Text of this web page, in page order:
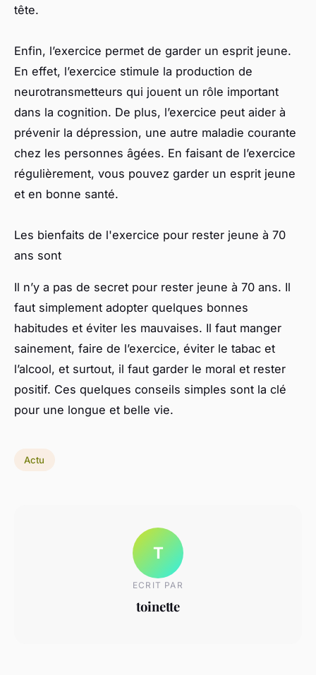
tête.
Enfin, l’exercice permet de garder un esprit jeune.
En effet, l’exercice stimule la production de
neurotransmetteurs qui jouent un rôle important
dans la cognition. De plus, l’exercice peut aider à
prévenir la dépression, une autre maladie courante
chez les personnes âgées. En faisant de l’exercice
régulièrement, vous pouvez garder un esprit jeune
et en bonne santé.
Les bienfaits de l'exercice pour rester jeune à 70
ans sont
Il n’y a pas de secret pour rester jeune à 70 ans. Il
faut simplement adopter quelques bonnes
habitudes et éviter les mauvaises. Il faut manger
sainement, faire de l’exercice, éviter le tabac et
l’alcool, et surtout, il faut garder le moral et rester
positif. Ces quelques conseils simples sont la clé
pour une longue et belle vie.
Actu
T
ECRIT PAR
toinette